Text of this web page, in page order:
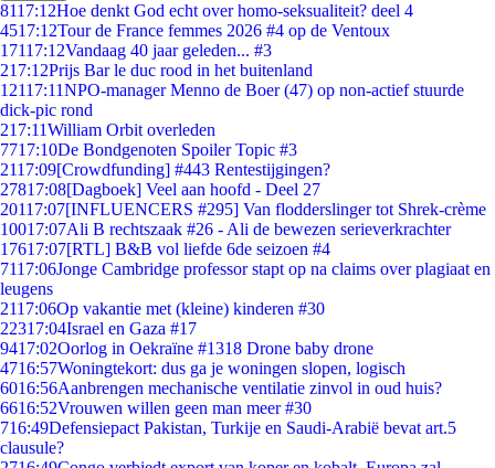
8117:12Hoe denkt God echt over homo-seksualiteit? deel 4
4517:12Tour de France femmes 2026 #4 op de Ventoux
17117:12Vandaag 40 jaar geleden... #3
217:12Prijs Bar le duc rood in het buitenland
12117:11NPO-manager Menno de Boer (47) op non-actief stuurde
dick-pic rond
217:11William Orbit overleden
7717:10De Bondgenoten Spoiler Topic #3
2117:09[Crowdfunding] #443 Rentestijgingen?
27817:08[Dagboek] Veel aan hoofd - Deel 27
20117:07[INFLUENCERS #295] Van flodderslinger tot Shrek-crème
10017:07Ali B rechtszaak #26 - Ali de bewezen serieverkrachter
17617:07[RTL] B&B vol liefde 6de seizoen #4
7117:06Jonge Cambridge professor stapt op na claims over plagiaat en
leugens
2117:06Op vakantie met (kleine) kinderen #30
22317:04Israel en Gaza #17
9417:02Oorlog in Oekraïne #1318 Drone baby drone
4716:57Woningtekort: dus ga je woningen slopen, logisch
6016:56Aanbrengen mechanische ventilatie zinvol in oud huis?
6616:52Vrouwen willen geen man meer #30
716:49Defensiepact Pakistan, Turkije en Saudi-Arabië bevat art.5
clausule?